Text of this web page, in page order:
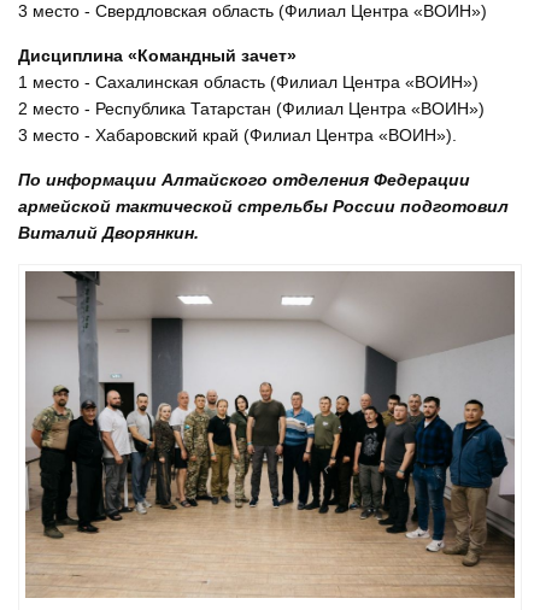
3 место - Свердловская область (Филиал Центра «ВОИН»)
Дисциплина «Командный зачет»
1 место - Сахалинская область (Филиал Центра «ВОИН»)
2 место - Республика Татарстан (Филиал Центра «ВОИН»)
3 место - Хабаровский край (Филиал Центра «ВОИН»).
По информации Алтайского отделения Федерации
армейской тактической стрельбы России подготовил
Виталий Дворянкин.